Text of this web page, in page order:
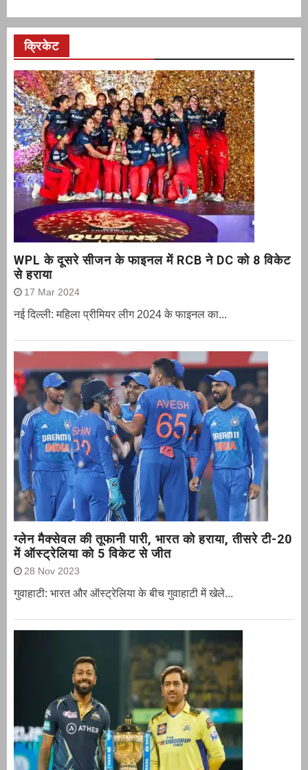
क्रिकेट
WPL के दूसरे सीजन के फाइनल में RCB ने DC को 8 विकेट
से हराया
17 Mar 2024
नई दिल्ली: महिला प्रीमियर लीग 2024 के फाइनल का...
ग्‍लेन मैक्‍सेवल की तूफानी पारी, भारत को हराया, तीसरे टी-20
में ऑस्ट्रेलिया को 5 विकेट से जीत
28 Nov 2023
गुवाहाटी: भारत और ऑस्‍ट्रेलिया के बीच गुवाहाटी में खेले...